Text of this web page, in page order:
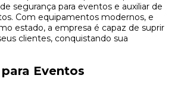
segurança para eventos e auxiliar de
Com equipamentos modernos, e
estado, a empresa é capaz de suprir
clientes, conquistando sua
Eventos